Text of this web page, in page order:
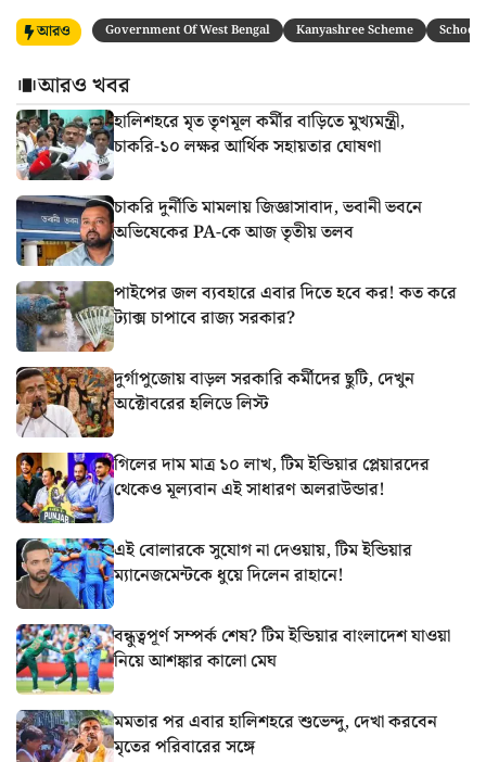
আরও Government Of West Bengal Kanyashree Scheme School
আরও খবর
হালিশহরে মৃত তৃণমূল কর্মীর বাড়িতে মুখ্যমন্ত্রী,
চাকরি-১০ লক্ষর আর্থিক সহায়তার ঘোষণা
চাকরি দুর্নীতি মামলায় জিজ্ঞাসাবাদ, ভবানী ভবনে
অভিষেকের PA-কে আজ তৃতীয় তলব
পাইপের জল ব্যবহারে এবার দিতে হবে কর! কত করে
ট্যাক্স চাপাবে রাজ্য সরকার?
দুর্গাপুজোয় বাড়ল সরকারি কর্মীদের ছুটি, দেখুন
অক্টোবরের হলিডে লিস্ট
গিলের দাম মাত্র ১০ লাখ, টিম ইন্ডিয়ার প্লেয়ারদের
থেকেও মূল্যবান এই সাধারণ অলরাউন্ডার!
এই বোলারকে সুযোগ না দেওয়ায়, টিম ইন্ডিয়ার
ম্যানেজমেন্টকে ধুয়ে দিলেন রাহানে!
বন্ধুত্বপূর্ণ সম্পর্ক শেষ? টিম ইন্ডিয়ার বাংলাদেশ যাওয়া
নিয়ে আশঙ্কার কালো মেঘ
মমতার পর এবার হালিশহরে শুভেন্দু, দেখা করবেন
মৃতের পরিবারের সঙ্গে